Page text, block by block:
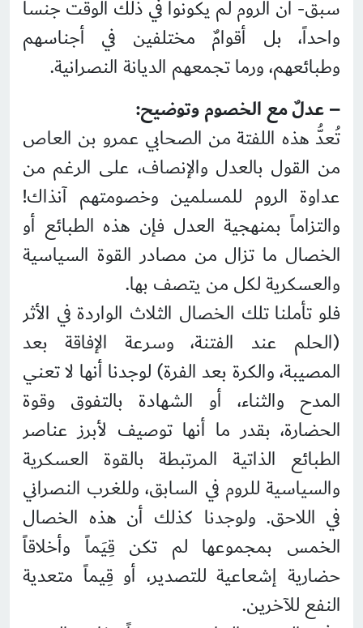
سبق- أن الروم لم يكونوا في ذلك الوقت جنساً
واحداً، بل أقوامٌ مختلفين في أجناسهم
وطبائعهم، ورما تجمعهم الديانة النصرانية.
– عدلٌ مع الخصوم وتوضيح:
تُعدُّ هذه اللفتة من الصحابي عمرو بن العاص
من القول بالعدل والإنصاف، على الرغم من
عداوة الروم للمسلمين وخصومتهم آنذاك!
والتزاماً بمنهجية العدل فإن هذه الطبائع أو
الخصال ما تزال من مصادر القوة السياسية
والعسكرية لكل من يتصف بها.
فلو تأملنا تلك الخصال الثلاث الواردة في الأثر
(الحلم عند الفتنة، وسرعة الإفاقة بعد
المصيبة، والكرة بعد الفرة) لوجدنا أنها لا تعني
المدح والثناء، أو الشهادة بالتفوق وقوة
الحضارة، بقدر ما أنها توصيف لأبرز عناصر
الطبائع الذاتية المرتبطة بالقوة العسكرية
والسياسية للروم في السابق، وللغرب النصراني
في اللاحق. ولوجدنا كذلك أن هذه الخصال
الخمس بمجموعها لم تكن قِيَماً وأخلاقاً
حضارية إشعاعية للتصدير، أو قِيماً متعدية
النفع للآخرين.